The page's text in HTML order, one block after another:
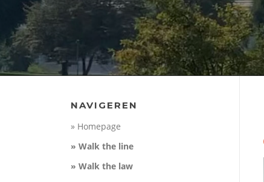
NAVIGEREN
» Homepage
» Walk the line
» Walk the law